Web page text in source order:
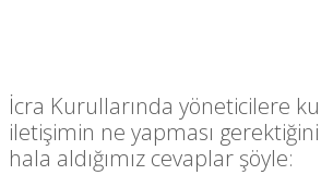
İcra Kurullarında yöneticilere
iletişimin ne yapması
hala aldığımız cevaplar şöyle: